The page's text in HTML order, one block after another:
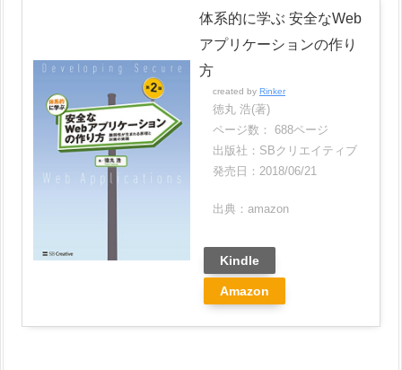
体系的に学ぶ 安全なWeb
アプリケーションの作り
方
created by Rinker
徳丸 浩(著)
ページ数： 688ページ
出版社：SBクリエイティブ
発売日：2018/06/21
出典：amazon
Kindle
Amazon